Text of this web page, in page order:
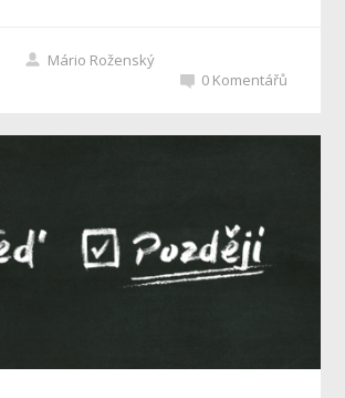
Mário Roženský
0 Komentářů